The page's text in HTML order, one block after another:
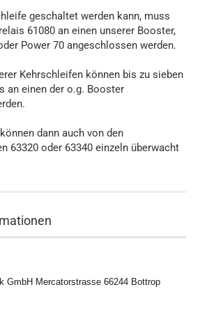
geschaltet werden kann, muss
61080 an einen unserer Booster,
Power 70 angeschlossen werden.
Kehrschleifen können bis zu sieben
an einen der o.g. Booster
dann auch von den
63320 oder 63340 einzeln überwacht
GmbH Mercatorstrasse 66244 Bottrop